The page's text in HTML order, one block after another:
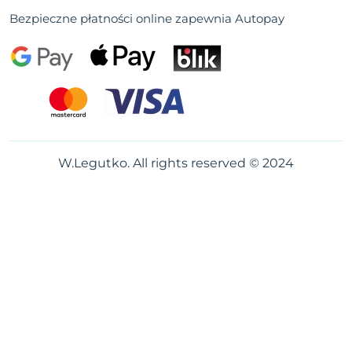
Bezpieczne płatności online zapewnia Autopay
W.Legutko. All rights reserved © 2024